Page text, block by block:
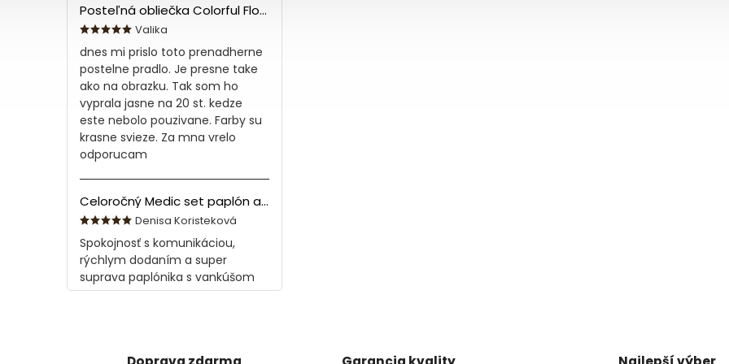
Posteľná obliečka Colorful Flowers Modrá 140x200/70x90 cm
Valika
dnes mi prislo toto prenadherne
postelne pradlo. Je presne take
ako na obrazku. Tak som ho
vyprala jasne na 20 st. kedze
este nebolo pouzivane. Farby su
krasne svieze. Za mna vrelo
odporucam
Celoročný Medic set paplón a vankúš z bavlny
Denisa Koristeková
Spokojnosť s komunikáciou,
rýchlym dodaním a super
suprava paplónika s vankúšom